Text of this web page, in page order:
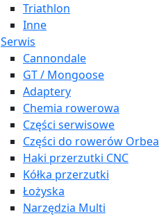
Triathlon
Inne
Serwis
Cannondale
GT / Mongoose
Adaptery
Chemia rowerowa
Części serwisowe
Części do rowerów Orbea
Haki przerzutki CNC
Kółka przerzutki
Łożyska
Narzędzia Multi